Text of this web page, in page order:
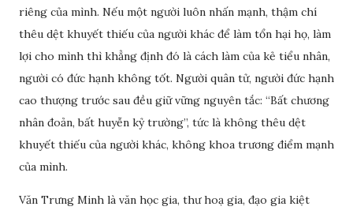
riêng của mình. Nếu một người luôn nhấn mạnh, thậm chí
thêu dệt khuyết thiếu của người khác để làm tổn hại họ, làm
lợi cho mình thì khẳng định đó là cách làm của kẻ tiểu nhân,
người có đức hạnh không tốt. Người quân tử, người đức hạnh
cao thượng trước sau đều giữ vững nguyên tắc: “Bất chương
nhân đoản, bất huyễn kỷ trường”, tức là không thêu dệt
khuyết thiếu của người khác, không khoa trương điểm mạnh
của mình.
Văn Trưng Minh là văn học gia, thư hoạ gia, đạo gia kiệt